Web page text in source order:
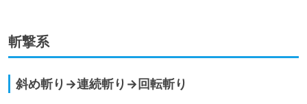
斬撃系
斜め斬り→連続斬り→回転斬り